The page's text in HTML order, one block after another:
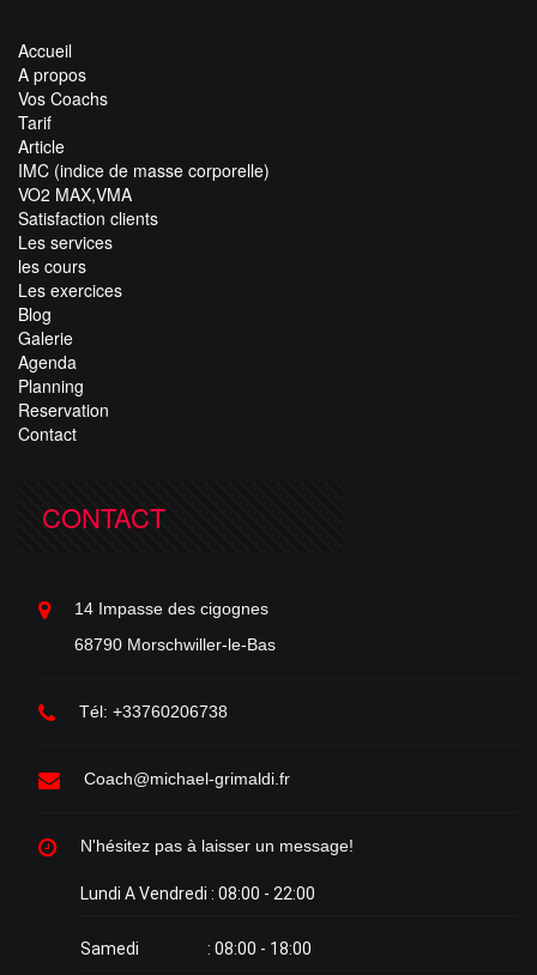
Accueil
A propos
Vos Coachs
Tarif
Article
IMC (indice de masse corporelle)
VO2 MAX,VMA
Satisfaction clients
Les services
les cours
Les exercices
Blog
Galerie
Agenda
Planning
Reservation
Contact
CONTACT
14 Impasse des cigognes
68790 Morschwiller-le-Bas
Tél: +33760206738
Coach@michael-grimaldi.fr
N'hésitez pas à laisser un message!
Lundi A Vendredi : 08:00 - 22:00
Samedi : 08:00 - 18:00